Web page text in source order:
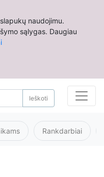
naudojimu.
sąlygas. Daugiau
Ieškoti
Rankdarbiai